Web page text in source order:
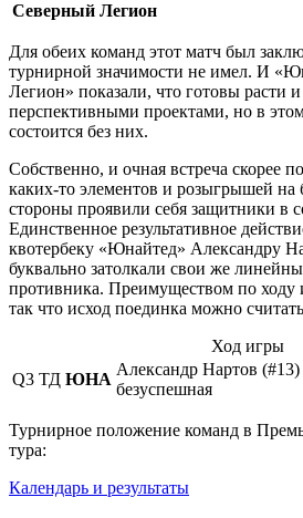
Северный Легион
Для обеих команд этот матч был
турнирной значимости не имел. И
Легион» показали, что готовы расти
перспективными проектами, но в
состоится без них.
Собственно, и очная встреча скорее
каких-то элементов и розыгрышей
стороны проявили себя защитники в
Единственное результативное
квотербеку «Юнайтед» Александру
буквально затолкали свои же
противника. Преимуществом по ходу
так что исход поединка можно
Ход игры
Q3 ТД ЮНА
Александр Нартов
безуспешная
Турнирное положение команд в
тура:
Календарь и результаты